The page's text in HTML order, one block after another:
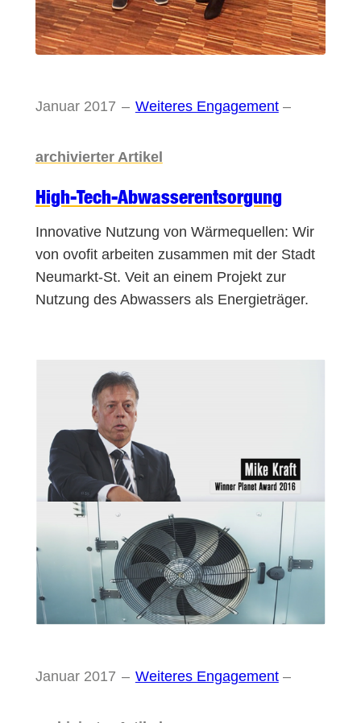
Januar 2017 – Weiteres Engagement–
archivierter Artikel
High-Tech-Abwasserentsorgung
Innovative Nutzung von Wärmequellen: Wir
von ovofit arbeiten zusammen mit der Stadt
Neumarkt-St. Veit an einem Projekt zur
Nutzung des Abwassers als Energieträger.
Januar 2017 – Weiteres Engagement–